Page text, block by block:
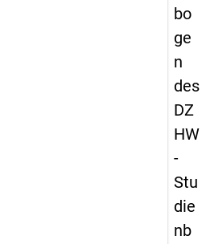
bo
ge
n
des
DZ
HW
-
Stu
die
nb